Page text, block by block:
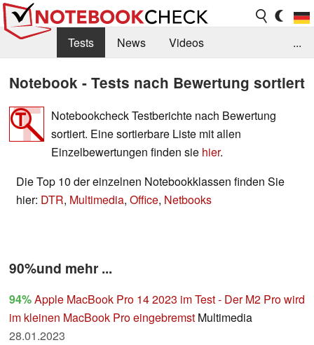
Tests News
Videos
Kaufberatung
Forum
...
Notebook - Tests nach Bewertung sortiert
Notebookcheck Testberichte nach Bewertung
sortiert. Eine sortierbare Liste mit allen
Einzelbewertungen finden sie hier.
Die Top 10 der einzelnen Notebookklassen finden Sie
hier: DTR, Multimedia, Office, Netbooks
90%und mehr ...
94%Apple MacBook Pro 14 2023 im Test - Der M2 Pro wird
im kleinen MacBook Pro eingebremst Multimedia
28.01.2023